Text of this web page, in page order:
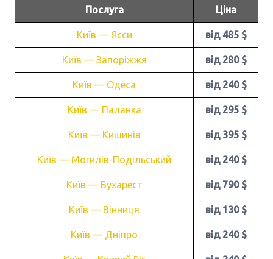
Послуга Ціна
Київ — Ясси від 485 $
Київ — Запоріжжя від 280 $
Київ — Одеса від 240 $
Київ — Паланка від 295 $
Київ — Кишинів від 395 $
Київ — Могилів-Подільський від 240 $
Київ — Бухарест від 790 $
Київ — Вінниця від 130 $
Київ — Дніпро від 240 $